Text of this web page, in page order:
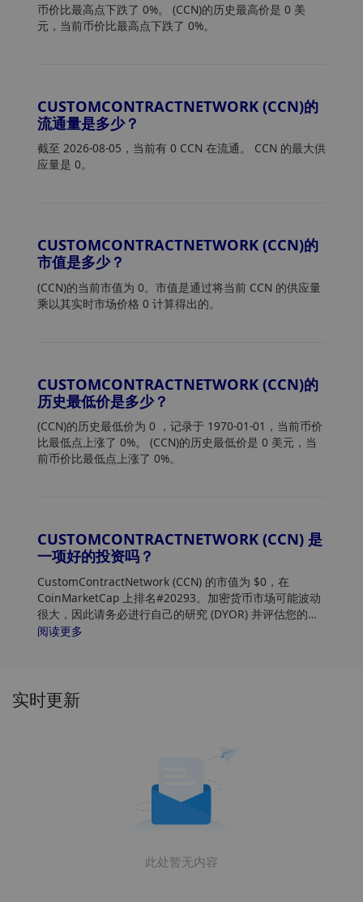
币价比最高点下跌了 0%。 (CCN)的历史最高价是 0 美
元，当前币价比最高点下跌了 0%。
CUSTOMCONTRACTNETWORK (CCN)的
流通量是多少？
截至 2026-08-05，当前有 0 CCN 在流通。 CCN 的最大供
应量是 0。
CUSTOMCONTRACTNETWORK (CCN)的
市值是多少？
(CCN)的当前市值为 0。市值是通过将当前 CCN 的供应量
乘以其实时市场价格 0 计算得出的。
CUSTOMCONTRACTNETWORK (CCN)的
历史最低价是多少？
(CCN)的历史最低价为 0 ，记录于 1970-01-01，当前币价
比最低点上涨了 0%。 (CCN)的历史最低价是 0 美元，当
前币价比最低点上涨了 0%。
CUSTOMCONTRACTNETWORK (CCN) 是
一项好的投资吗？
CustomContractNetwork (CCN) 的市值为 $0，在
CoinMarketCap 上排名#20293。加密货币市场可能波动
很大，因此请务必进行自己的研究 (DYOR) 并评估您的风
险承受能力。此外，分析 CustomContractNetwork
阅读更多
实时更新
此处暂无内容